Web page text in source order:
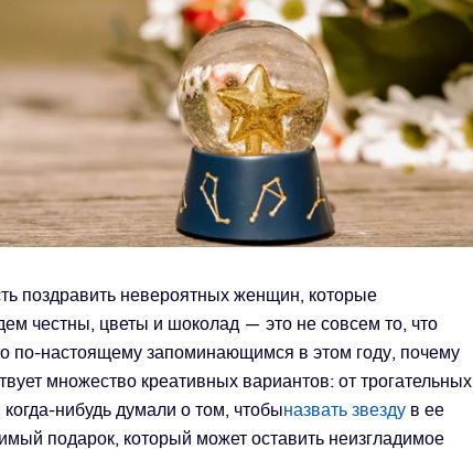
поздравить невероятных женщин, которые
честны, цветы и шоколад — это не совсем то, что
по-настоящему запоминающимся в этом году, почему
множество креативных вариантов: от трогательных
нибудь думали о том, чтобыназвать звезду в ее
подарок, который может оставить неизгладимое